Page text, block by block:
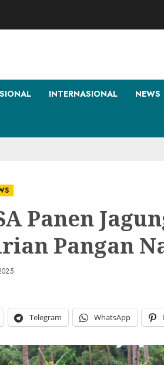
INTERNASIONAL NEWS
Panen
Pangan
Telegram WhatsApp